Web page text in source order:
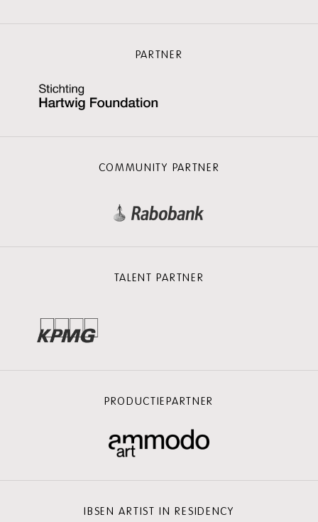
PARTNER
COMMUNITY PARTNER
TALENT PARTNER
PRODUCTIEPARTNER
IBSEN ARTIST IN RESIDENCY